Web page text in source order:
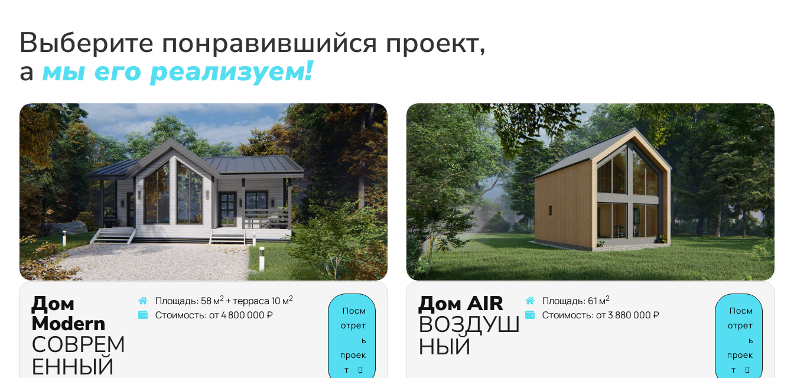
Выберите понравившийся проект,
а мы его реализуем!
Дом
Modern
СОВРЕМ
ЕННЫЙ
Площадь: 58 м2+ терраса 10 м2
Стоимость: от 4 800 000 ₽
Посм
отрет
ь
проек
т
Дом AIR
ВОЗДУШ
НЫЙ
Площадь: 61 м2
Стоимость: от 3 880 000 ₽
Посм
отрет
ь
проек
т